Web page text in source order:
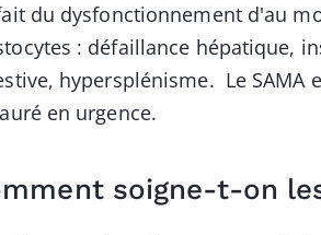
du dysfonctionnement d'au
: défaillance hépatique,
hypersplénisme. Le
en urgence.
soigne-t-on